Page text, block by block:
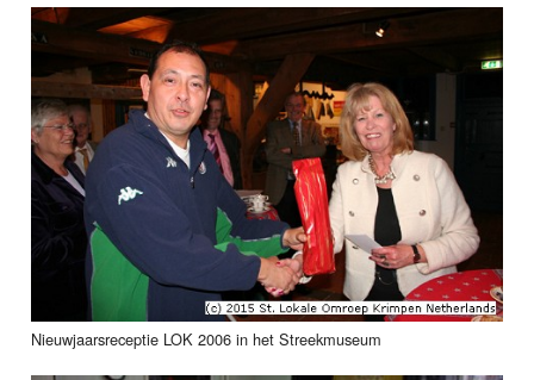
Nieuwjaarsreceptie LOK 2006 in het Streekmuseum